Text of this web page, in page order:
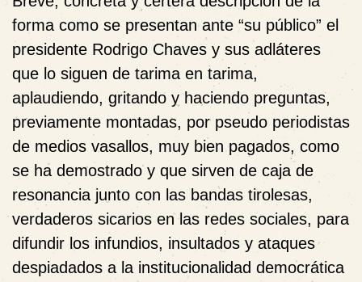
forma como se presentan ante “su público” el
presidente Rodrigo Chaves y sus adláteres
que lo siguen de tarima en tarima,
aplaudiendo, gritando y haciendo preguntas,
previamente montadas, por pseudo periodistas
de medios vasallos, muy bien pagados, como
se ha demostrado y que sirven de caja de
resonancia junto con las bandas tirolesas,
verdaderos sicarios en las redes sociales, para
difundir los infundios, insultados y ataques
despiadados a la institucionalidad democrática